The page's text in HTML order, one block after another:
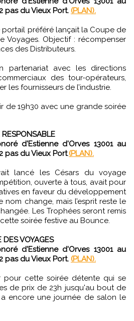
pas du Vieux Port. (PLAN).
portail préféré lançait la Coupe de
Voyages. Objectif : récompenser
des Distributeurs.
partenariat avec les directions
des tour-opérateurs,
les fournisseurs de l’industrie.
de 19h30 avec une grande soirée
RESPONSABLE
d'Estienne d'Orves 13001 au
pas du Vieux Port.(PLAN).
lancé les Césars du voyage
ouverte à tous, avait pour
en faveur du développement
nom change, mais l’esprit reste le
Les Trophées seront remis
soirée festive au Bounce.
DES VOYAGES
d'Estienne d'Orves 13001 au
pas du Vieux Port. (PLAN).
pour cette soirée détente qui se
de prix de 23h jusqu'au bout de
encore une journée de salon le